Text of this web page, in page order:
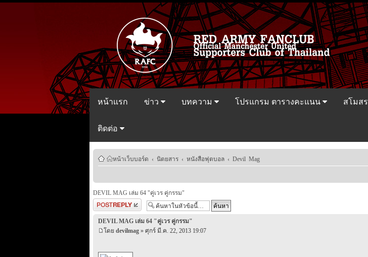
หน้าแรก ข่าว บทความ โปรแกรม ตารางคะแนน สโมสร
ติดต่อ
หน้าเว็บบอร์ด ‹ นิตยสาร ‹ หนังสือฟุตบอล ‹ Devil Mag
DEVIL MAG เล่ม 64 "คู่เวร คู่กรรม"
ตอบกระทู้
DEVIL MAG เล่ม 64 "คู่เวร คู่กรรม"
โดย devilmag» ศุกร์ มี.ค. 22, 2013 19:07